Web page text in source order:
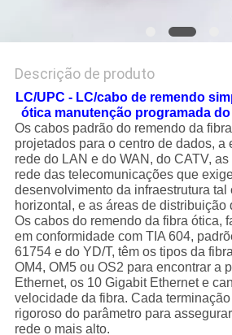
Descrição de produto
LC/UPC - LC/cabo de remendo
ótica manutenção programada do
Os cabos padrão do remendo da
projetados para o centro de dados, a
rede do LAN e do WAN, do CATV,
rede das telecomunicações que
desenvolvimento da infraestrutura tal
horizontal, e as áreas de distribuição
Os cabos do remendo da fibra ótica,
em conformidade com TIA 604,
61754 e do YD/T, têm os tipos da
OM4, OM5 ou OS2 para encontrar a
Ethernet, os 10 Gigabit Ethernet e
velocidade da fibra. Cada
rigoroso do parâmetro para
rede o mais alto.